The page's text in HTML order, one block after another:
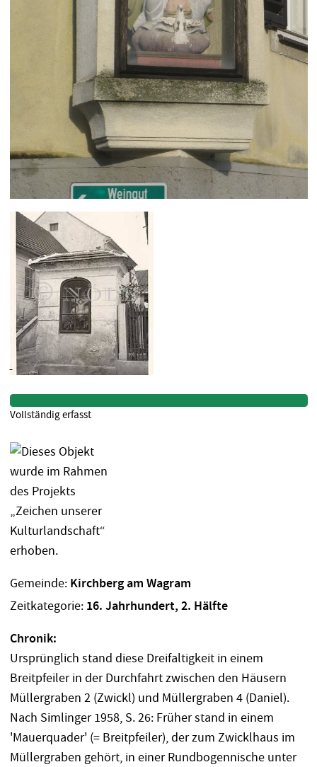
Gemeinde: Kirchberg am Wagram
Zeitkategorie: 16. Jahrhundert, 2. Hälfte
Chronik:
Ursprünglich stand diese Dreifaltigkeit in einem
Breitpfeiler in der Durchfahrt zwischen den Häusern
Müllergraben 2 (Zwickl) und Müllergraben 4 (Daniel).
Nach Simlinger 1958, S. 26: Früher stand in einem
'Mauerquader' (= Breitpfeiler), der zum Zwicklhaus im
Müllergraben gehört, in einer Rundbogennische unter
Vollständig erfasst